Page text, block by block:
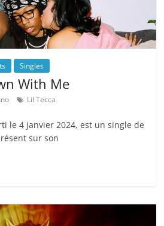
Singles
With Me
Lil Tecca
le 4 janvier 2024, est un single de
sur son